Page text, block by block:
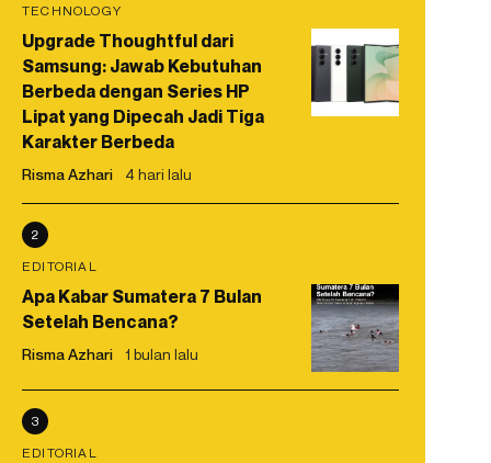
TECHNOLOGY
Upgrade Thoughtful dari
Samsung: Jawab Kebutuhan
Berbeda dengan Series HP
Lipat yang Dipecah Jadi Tiga
Karakter Berbeda
Risma Azhari 4 hari lalu
2
EDITORIAL
Apa Kabar Sumatera 7 Bulan
Setelah Bencana?
Risma Azhari 1 bulan lalu
3
EDITORIAL